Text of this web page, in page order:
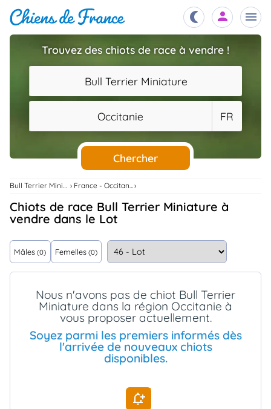
Chiots
Éleveurs
Étalons
Chiens
Services
..
Assurances
Connexion
Trouvez des chiots de race à vendre !
Bull Terrier Miniature
Occitanie FR
Chercher
Bull Terrier Miniature France - Occitanie
Chiots de race Bull Terrier Miniature à
vendre dans le Lot
Mâles (0) Femelles (0)
Nous n'avons pas de chiot Bull Terrier
Miniature dans la région Occitanie à
vous proposer actuellement.
Soyez parmi les premiers informés dès
l'arrivée de nouveaux chiots
disponibles.